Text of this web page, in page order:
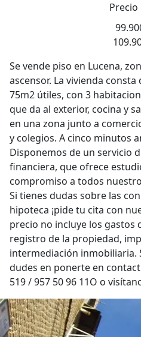
Precio
Se vende piso en Lucena,
ascensor. La vivienda
75m2 útiles, con 3
que da al exterior, cocina y
en una zona junto a
y colegios. A cinco minutos
Disponemos de un servicio
financiera, que ofrece
compromiso a todos
Si tienes dudas sobre las
hipoteca ¡pide tu cita con
precio no incluye los gastos
registro de la propiedad,
intermediación inmobiliaria.
dudes en ponerte en
519 / 957 50 96 11O o